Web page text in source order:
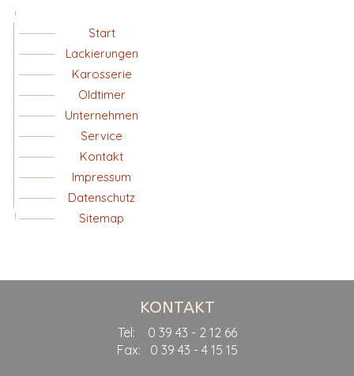
Start
Lackierungen
Karosserie
Oldtimer
Unternehmen
Service
Kontakt
Impressum
Datenschutz
Sitemap
KONTAKT
Tel: 0 39 43 - 2 12 66
Fax: 0 39 43 - 4 15 15